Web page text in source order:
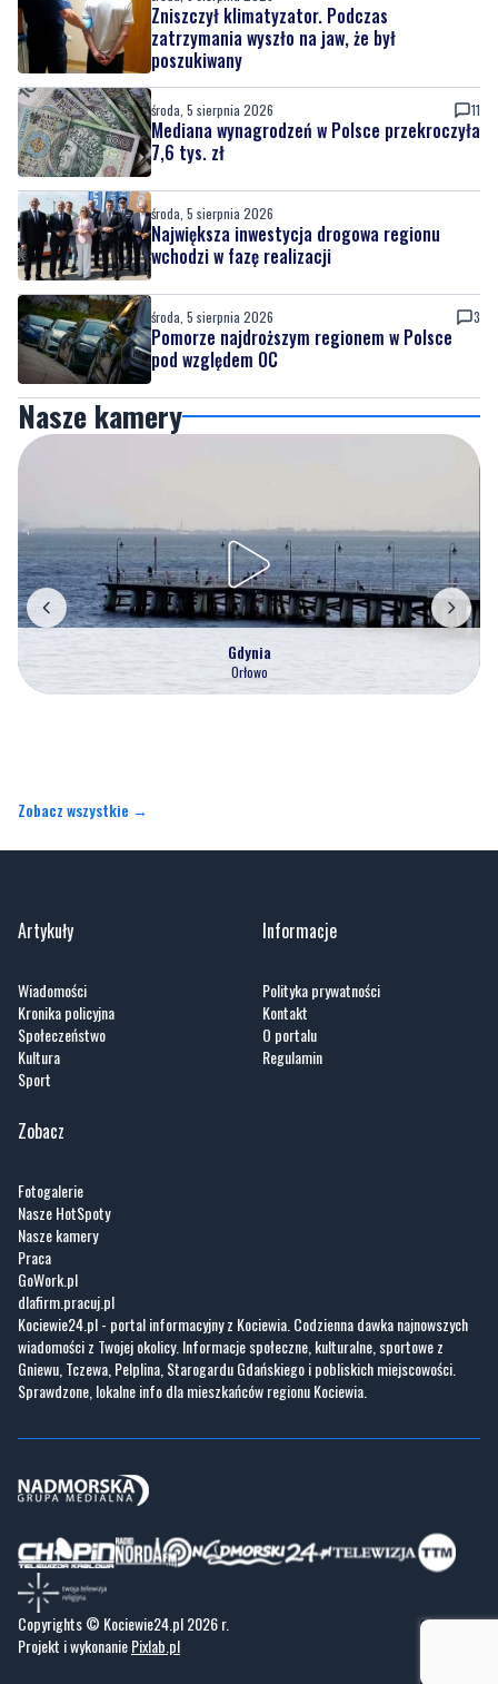
środa, 5 sierpnia 2026
Mediana wynagrodzeń w Polsce przekroczyła
7,6 tys. zł
środa, 5 sierpnia 2026
Największa inwestycja drogowa regionu
środa, 5 sierpnia 2026
Pomorze najdroższym regionem w Polsce
Nasze kamery
Gdynia
Orłowo
Artykuły
Kronika policyjna
Sport
Informacje
Kontakt
Zobacz
Nasze HotSpoty
GoWork.pl
dlafirm.pracuj.pl
Kociewie24.pl - portal informacyjny z Kociewia. Codzienna dawka najnowszych
wiadomości z Twojej okolicy. Informacje społeczne, kulturalne, sportowe z
Gniewu, Tczewa, Pelplina, Starogardu Gdańskiego i pobliskich miejscowości.
Sprawdzone, lokalne info dla mieszkańców regionu Kociewia.
Copyrights © Kociewie24.pl 2026 r.
Projekt i wykonaniePixlab.pl